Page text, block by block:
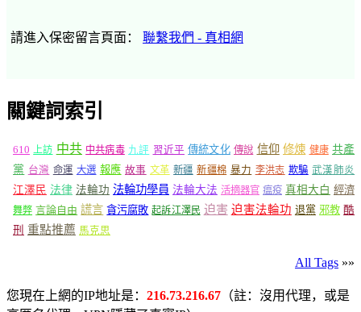
請進入保密留言頁面： 聯繫我們 - 真相網
關鍵詞索引
610 上訪 中共 中共病毒 九評 習近平 傳統文化 傳說 信仰 修煉 健康 共產
黨 台灣 命運 大選 報應 故事 文革 新疆 新疆棉 暴力 李洪志 欺騙 武漢肺炎
江澤民 法律 法輪功 法輪功學員 法輪大法 活摘器官 瘟疫 真相大白 經濟
舞弊 言論自由 謊言 貪污腐敗 起訴江澤民 迫害 迫害法輪功 退黨 邪教 酷
刑 重點推薦 馬克思
All Tags »»
您現在上網的IP地址是： 216.73.216.67 （註：沒用代理，或是